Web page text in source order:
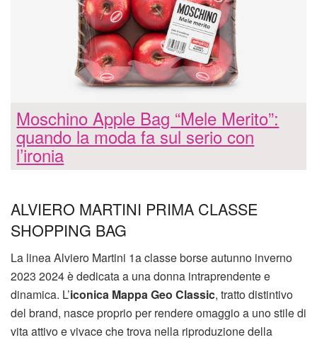
Moschino Apple Bag “Mele Merito”:
quando la moda fa sul serio con
l’ironia
ALVIERO MARTINI PRIMA CLASSE
SHOPPING BAG
La linea Alviero Martini 1a classe borse autunno inverno
2023 2024 è dedicata a una donna intraprendente e
dinamica. L’iconica Mappa Geo Classic, tratto distintivo
del brand, nasce proprio per rendere omaggio a uno stile di
vita attivo e vivace che trova nella riproduzione della